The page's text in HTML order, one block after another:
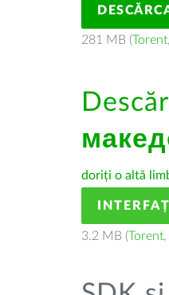
281 MB (Torent,
doriți o altă
3.2 MB (Torent,